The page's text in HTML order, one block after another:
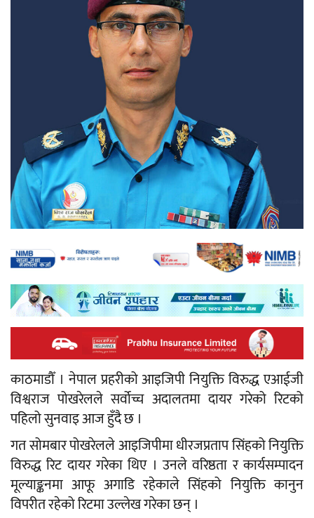
काठमाडौँ । नेपाल प्रहरीको आइजिपी नियुक्ति विरुद्ध एआईजी
विश्वराज पोखरेलले सर्वोच्च अदालतमा दायर गरेको रिटको
पहिलो सुनवाइ आज हुँदै छ ।
गत सोमबार पोखरेलले आइजिपीमा धीरजप्रताप सिंहको नियुक्ति
विरुद्ध रिट दायर गरेका थिए । उनले वरिष्ठता र कार्यसम्पादन
मूल्याङ्कनमा आफू अगाडि रहेकाले सिंहको नियुक्ति कानुन
विपरीत रहेको रिटमा उल्लेख गरेका छन् ।